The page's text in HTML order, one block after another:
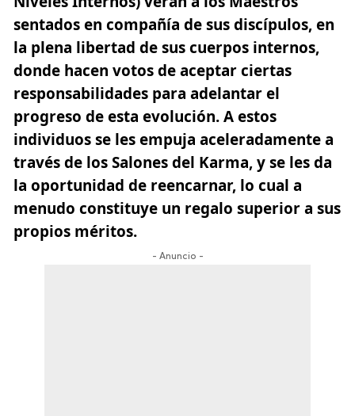
sentados en compañía de sus discípulos, en
la plena libertad de sus cuerpos internos,
donde hacen votos de aceptar ciertas
responsabilidades para adelantar el
progreso de esta evolución. A estos
individuos se les empuja aceleradamente a
través de los Salones del Karma, y se les da
la oportunidad de reencarnar, lo cual a
menudo constituye un regalo superior a sus
propios méritos.
- Anuncio -